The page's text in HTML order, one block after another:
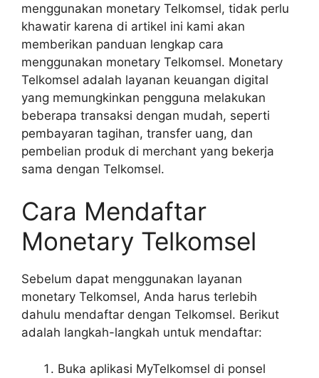
menggunakan monetary Telkomsel, tidak perlu
khawatir karena di artikel ini kami akan
memberikan panduan lengkap cara
menggunakan monetary Telkomsel. Monetary
Telkomsel adalah layanan keuangan digital
yang memungkinkan pengguna melakukan
beberapa transaksi dengan mudah, seperti
pembayaran tagihan, transfer uang, dan
pembelian produk di merchant yang bekerja
sama dengan Telkomsel.
Cara Mendaftar
Monetary Telkomsel
Sebelum dapat menggunakan layanan
monetary Telkomsel, Anda harus terlebih
dahulu mendaftar dengan Telkomsel. Berikut
adalah langkah-langkah untuk mendaftar:
Buka aplikasi MyTelkomsel di ponsel